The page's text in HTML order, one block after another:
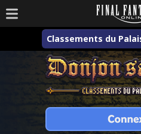
Classements du